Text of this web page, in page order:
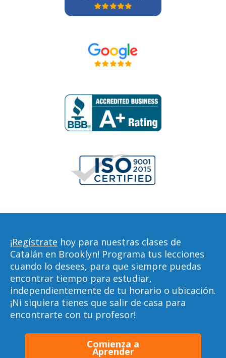
¡Regístrate hoy para nuestras clases de
Catalán en Brooklyn! Programa tus lecciones
cuando lo desees, para que siempre puedas
encontrar tiempo para estudiar,
independientemente de tu horario o ubicación.
¡Ni siquiera tienes que salir de casa para
encontrarte con tu profesor!
Comienza a
Aprender